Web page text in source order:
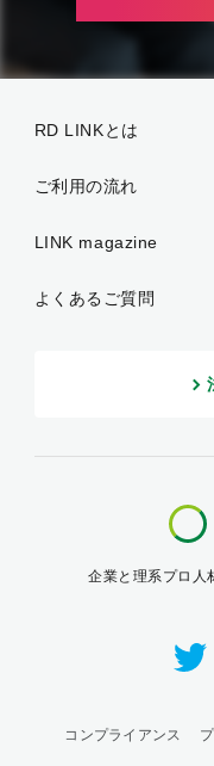
RD LINKとは
ご利用の流れ
LINK magazine
よくあるご質問
企業と理系プロ人
コンプライアンス